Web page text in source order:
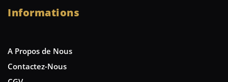
Informations
A Propos de Nous
Contactez-Nous